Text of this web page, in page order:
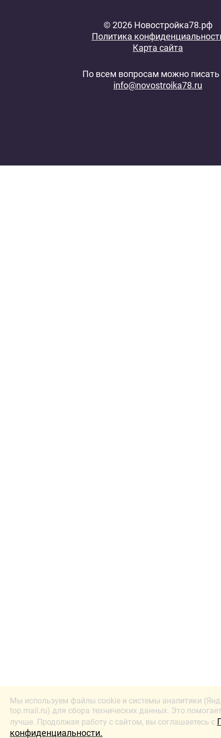
© 2026 Новостройка78.рф
Политика
Карта сайта
По всем вопросам можно писать
info@novostroika78.ru
Мы используем файлы cookie и системы аналитики
top.mail.ru) для сбора технических данных. Это
лучше. Продолжая работу с сайтом, вы соглашаетесь с
конфиденциальности.